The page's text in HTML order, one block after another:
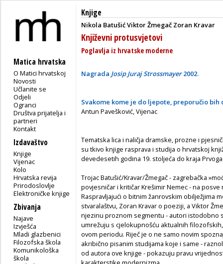
Matica hrvatska
O Matici hrvatskoj
Novosti
Učlanite se
Odjeli
Ogranci
Društva prijatelja i
partneri
Kontakt
Izdavaštvo
Knjige
Vijenac
Kolo
Hrvatska revija
Prirodoslovlje
Elektroničke knjige
Zbivanja
Najave
Izvješća
Mladi glazbenici
Filozofska škola
Komunikološka
škola
Knjige
Nikola BatušićViktor Žmegač Zoran Kravar
Književni protusvjetovi
Poglavlja iz hrvatske moderne
Nagrada Josip Juraj Strossmayer2002.
Svakome kome je do ljepote, preporučio
Antun Pavešković, Vijenac
Tematska lica i naličja dramske, prozne i
su tkivo knjige rasprava i studija o hrvatskoj
devedesetih godina 19. stoljeća do kraja
Trojac Batušić/Kravar/Žmegač - zagrebačka
povjesničar i kritičar Krešimir Nemec - na
Raspravljajući o bitnim žanrovskim obilježjima
stvaralaštvu, Zoran Kravar o poeziji, a Viktor
njezinu proznom segmentu - autori istodobno
umrežuju s cjelokupnošću aktualnih
ovom periodu. Riječ je o ne samo novim
akribično pisanim studijama koje i same -
od autora ove knjige - pokazuju pravu